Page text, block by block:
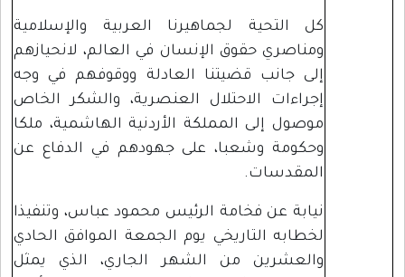
كل التحية لجماهيرنا العربية والإسلامية
ومناصري حقوق الإنسان في العالم، لانحيازهم
إلى جانب قضيتنا العادلة ووقوفهم في وجه
إجراءات الاحتلال العنصرية، والشكر الخاص
موصول إلى المملكة الأردنية الهاشمية، ملكا
وحكومة وشعبا، على جهودهم في الدفاع عن
المقدسات.
نيابة عن فخامة الرئيس محمود عباس، وتنفيذا
لخطابه التاريخي يوم الجمعة الموافق الحادي
والعشرين من الشهر الجاري، الذي يمثل